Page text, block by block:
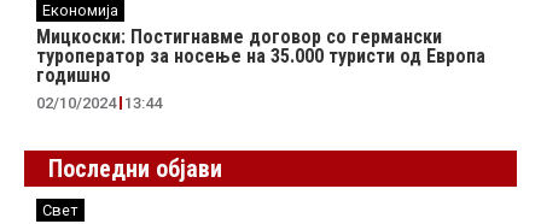
Економија
Мицкоски: Постигнавме договор со германски
туроператор за носење на 35.000 туристи од Европа
годишно
02/10/2024 13:44
Последни објави
Свет